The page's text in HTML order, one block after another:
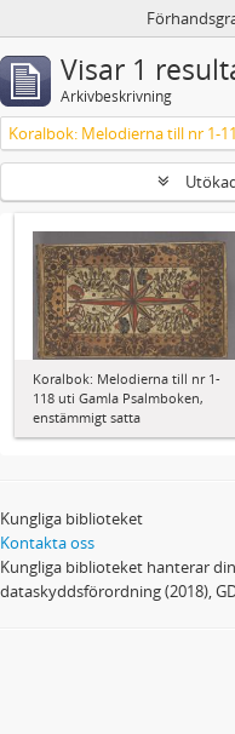
Visar 1
Arkivbeskrivning
Koralbok: Melodierna till nr 1-
118 uti Gamla Psalmboken,
enstämmigt satta
Kungliga biblioteket
Kontakta oss
Kungliga biblioteket hanterar
dataskyddsförordning (2018),